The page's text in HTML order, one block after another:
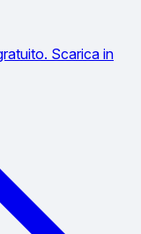
Scarica in